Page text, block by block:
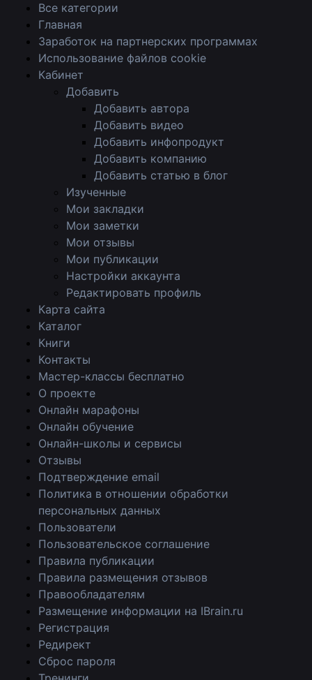
Все категории
Главная
Заработок на партнерских программах
Использование файлов cookie
Кабинет
Добавить
Добавить автора
Добавить видео
Добавить инфопродукт
Добавить компанию
Добавить статью в блог
Изученные
Мои закладки
Мои заметки
Мои отзывы
Мои публикации
Настройки аккаунта
Редактировать профиль
Карта сайта
Каталог
Книги
Контакты
Мастер-классы бесплатно
О проекте
Онлайн марафоны
Онлайн обучение
Онлайн-школы и сервисы
Отзывы
Подтверждение email
Политика в отношении обработки
персональных данных
Пользователи
Пользовательское соглашение
Правила публикации
Правила размещения отзывов
Правообладателям
Размещение информации на IBrain.ru
Регистрация
Редирект
Сброс пароля